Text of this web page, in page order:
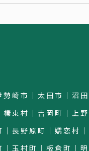
崎市｜太田市｜沼
東村｜吉岡町｜上
長野原町｜嬬恋村
玉村町｜板倉町｜